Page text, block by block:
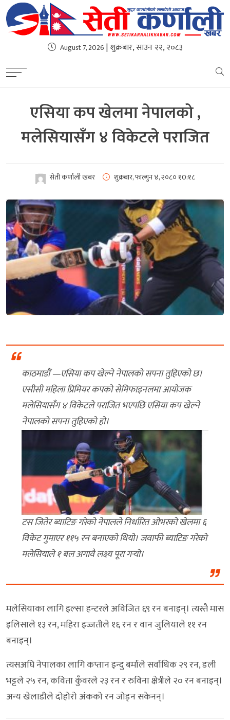
August 7, 2026 | शुक्रबार, साउन २२, २०८३
एसिया कप खेलमा नेपालको ,
मलेसियासँग ४ विकेटले पराजित
सेती कर्णाली खबर शुक्रबार, फाल्गुन ४, २०८० १0:१८
काठमाडौं —एसिया कप खेल्ने नेपालको सपना तुहिएको छ।
एसीसी महिला प्रिमियर कपको सेमिफाइनलमा आयोजक
मलेसियासँग ४ विकेटले पराजित भएपछि एसिया कप खेल्ने
नेपालको सपना तुहिएको हो।
टस जितेर ब्याटिङ गरेको नेपालले निर्धारित ओभरको खेलमा ६
विकेट गुमाएर ११५ रन बनाएको थियो। जवाफी ब्याटिङ गरेको
मलेसियाले १ बल अगावै लक्ष्य पूरा गर्‍यो।
मलेसियाका लागि इल्सा हन्टरले अविजित ६९ रन बनाइन्। त्यस्तै मास
इलिसाले १३ रन, महिरा इज्जतीले १६ रन र वान जुलियाले ११ रन
बनाइन्।
त्यसअघि नेपालका लागि कप्तान इन्दु बर्माले सर्वाधिक २९ रन, डली
भट्टले २५ रन, कविता कुँवरले २३ रन र रुविना क्षेत्रीले २० रन बनाइन्।
अन्य खेलाडीले दोहोरो अंकको रन जोड्न सकेनन्।